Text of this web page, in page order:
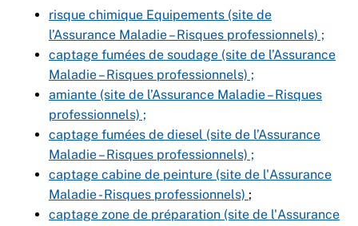
risque chimique Equipements (site de
l’Assurance Maladie – Risques professionnels) ;
captage fumées de soudage (site de l’Assurance
Maladie – Risques professionnels) ;
amiante (site de l’Assurance Maladie – Risques
professionnels) ;
captage fumées de diesel (site de l’Assurance
Maladie – Risques professionnels) ;
captage cabine de peinture (site de l'Assurance
Maladie - Risques professionnels) ;
captage zone de préparation (site de l'Assurance